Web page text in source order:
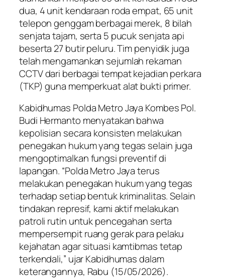
dua, 4 unit kendaraan roda empat, 65 unit
telepon genggam berbagai merek, 8 bilah
senjata tajam, serta 5 pucuk senjata api
beserta 27 butir peluru. Tim penyidik juga
telah mengamankan sejumlah rekaman
CCTV dari berbagai tempat kejadian perkara
(TKP) guna memperkuat alat bukti primer.
Kabidhumas Polda Metro Jaya Kombes Pol.
Budi Hermanto menyatakan bahwa
kepolisian secara konsisten melakukan
penegakan hukum yang tegas selain juga
mengoptimalkan fungsi preventif di
lapangan. “Polda Metro Jaya terus
melakukan penegakan hukum yang tegas
terhadap setiap bentuk kriminalitas. Selain
tindakan represif, kami aktif melakukan
patroli rutin untuk pencegahan serta
mempersempit ruang gerak para pelaku
kejahatan agar situasi kamtibmas tetap
terkendali,” ujar Kabidhumas dalam
keterangannya, Rabu (15/05/2026).